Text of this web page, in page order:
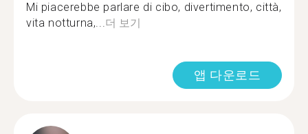
Mi piacerebbe parlare di cibo, divertimento, città,
vita notturna,...더 보기
앱 다운로드